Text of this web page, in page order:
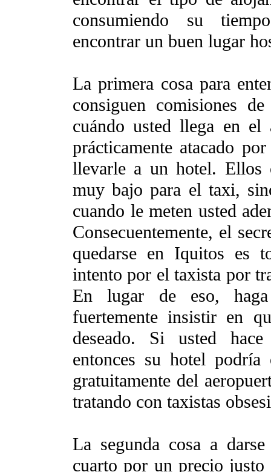
consumiendo su
encontrar un buen lugar
La primera cosa para
consiguen comisiones
cuándo usted llega en el
prácticamente atacado
llevarle a un hotel. Ellos
muy bajo para el taxi,
cuando le meten usted
Consecuentemente, el
quedarse en Iquitos es
intento por el taxista por
En lugar de eso, haga
fuertemente insistir en
deseado. Si usted hace
entonces su hotel
gratuitamente del
tratando con taxistas
La segunda cosa a
cuarto por un precio justo